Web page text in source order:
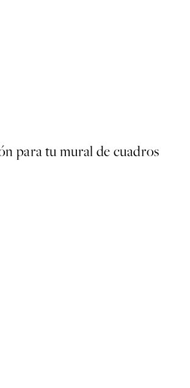
para tu mural de cuadros